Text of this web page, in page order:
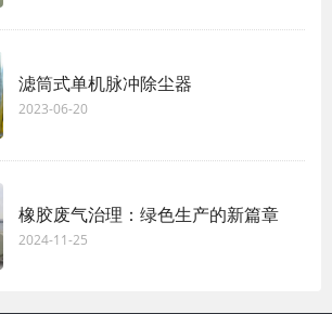
滤筒式单机脉冲除尘器
2023-06-20
橡胶废气治理：绿色生产的新篇章
2024-11-25